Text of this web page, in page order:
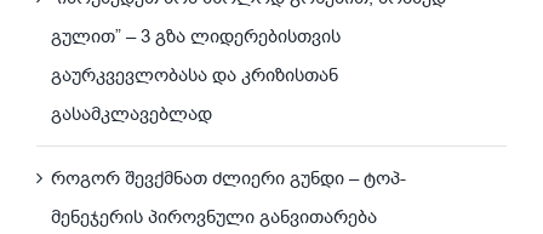
გულით” – 3 გზა ლიდერებისთვის
გაურკვევლობასა და კრიზისთან
გასამკლავებლად
როგორ შევქმნათ ძლიერი გუნდი – ტოპ-
მენეჯერის პიროვნული განვითარება